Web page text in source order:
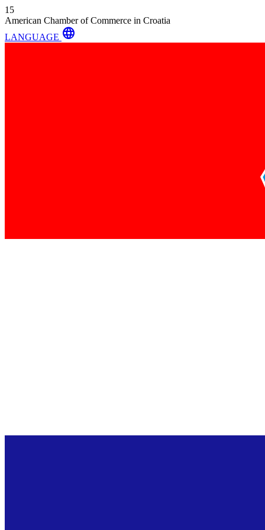
15
American Chamber of Commerce in Croatia
LANGUAGE language